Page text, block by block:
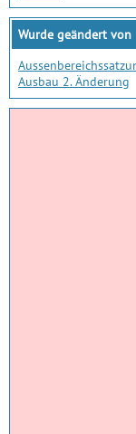
Wurde geändert von
Ausbau 2. Änderung